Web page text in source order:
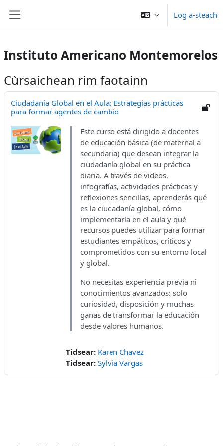
Log a-steach
Instituto Americano Montemorelos
Cùrsaichean rim faotainn
Ciudadanía Global en el Aula: Estrategias prácticas
para formar agentes de cambio
Este curso está dirigido a docentes
de educación básica (de maternal a
secundaria) que desean integrar la
ciudadanía global en su práctica
diaria. A través de videos,
infografías, actividades prácticas y
reflexiones sencillas, aprenderás qué
es la ciudadanía global, cómo
implementarla en el aula y qué
recursos puedes utilizar para formar
estudiantes empáticos, críticos y
comprometidos con su entorno local
y global.
No necesitas experiencia previa ni
conocimientos avanzados: solo
curiosidad, disposición y muchas
ganas de transformar la educación
desde valores humanos.
Tidsear: Karen Chavez
Tidsear: Sylvia Vargas